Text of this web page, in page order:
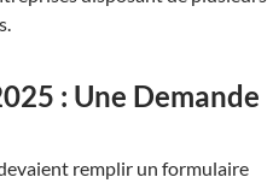
: Une Demande
remplir un formulaire